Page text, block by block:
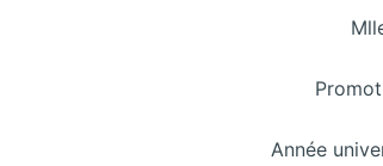
Année